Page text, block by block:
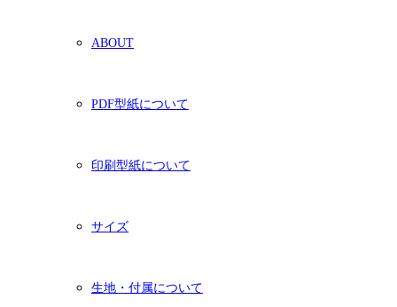
ABOUT
PDF型紙について
印刷型紙について
サイズ
生地・付属について